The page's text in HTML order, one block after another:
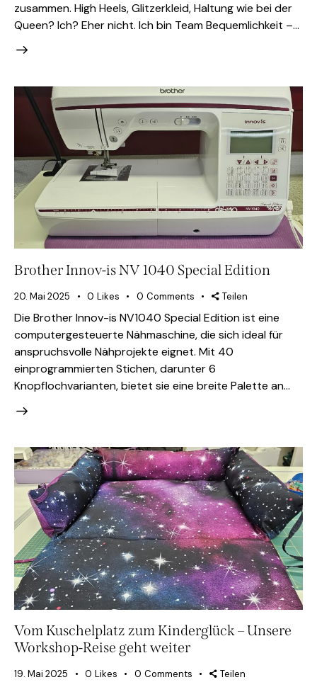
zusammen. High Heels, Glitzerkleid, Haltung wie bei der
Queen? Ich? Eher nicht. Ich bin Team Bequemlichkeit –…
Brother Innov-is NV 1040 Special Edition
20. Mai 2025 0 Likes 0 Comments Teilen
Die Brother Innov-is NV1040 Special Edition ist eine
computergesteuerte Nähmaschine, die sich ideal für
anspruchsvolle Nähprojekte eignet. Mit 40
einprogrammierten Stichen, darunter 6
Knopflochvarianten, bietet sie eine breite Palette an…
Vom Kuschelplatz zum Kinderglück – Unsere
Workshop-Reise geht weiter
19. Mai 2025 0 Likes 0 Comments Teilen